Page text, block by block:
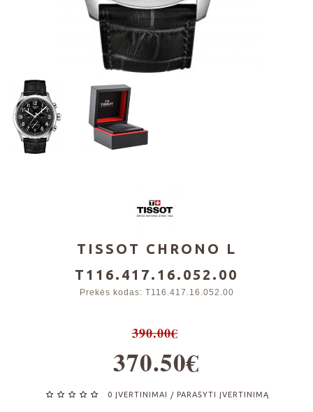
TISSOT CHRONO L
T116.417.16.052.00
Prekės kodas: T116.417.16.052.00
390.00€
370.50€
0 ĮVERTINIMAI / PARAŠYTI ĮVERTINIMĄ